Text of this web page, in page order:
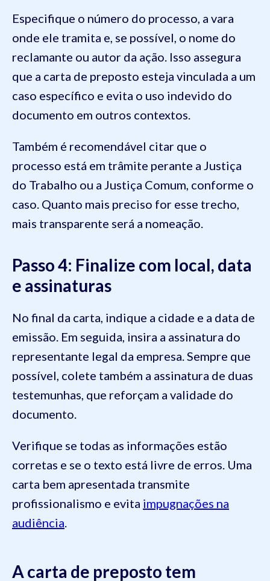
Especifique o número do processo, a vara
onde ele tramita e, se possível, o nome do
reclamante ou autor da ação. Isso assegura
que a carta de preposto esteja vinculada a um
caso específico e evita o uso indevido do
documento em outros contextos.
Também é recomendável citar que o
processo está em trâmite perante a Justiça
do Trabalho ou a Justiça Comum, conforme o
caso. Quanto mais preciso for esse trecho,
mais transparente será a nomeação.
Passo 4: Finalize com local, data
e assinaturas
No final da carta, indique a cidade e a data de
emissão. Em seguida, insira a assinatura do
representante legal da empresa. Sempre que
possível, colete também a assinatura de duas
testemunhas, que reforçam a validade do
documento.
Verifique se todas as informações estão
corretas e se o texto está livre de erros. Uma
carta bem apresentada transmite
profissionalismo e evita impugnações na
audiência
A carta de preposto tem